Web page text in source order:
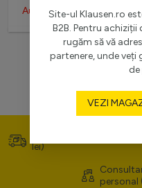
Site-ul Klausen.ro
B2B. Pentru achiziții
rugăm să vă
partenere, unde veți
de
VEZI
Autentifică-te pentru preț
lei)